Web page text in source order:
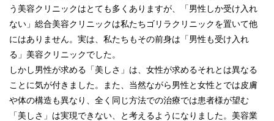
う美容クリニックはとても多くありますが、「男性しか受け入れ
ない」総合美容クリニックは私たちゴリラクリニックを置いて他
にはありません。実は、私たちもその前身は「男性も受け入れ
る」美容クリニックでした。
しかし男性が求める「美しさ」は、女性が求めるそれとは異なる
ことに気が付きました。また、当然ながら男性と女性とでは皮膚
や体の構造も異なり、全く同じ方法での治療では患者様が望む
「美しさ」は実現できない、と考えるようになりました。美容業